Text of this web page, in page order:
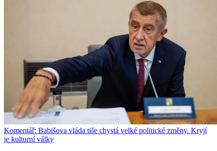
Komentář: Babišova vláda tiše chystá velké politické změny. Kryjí
je kulturní války